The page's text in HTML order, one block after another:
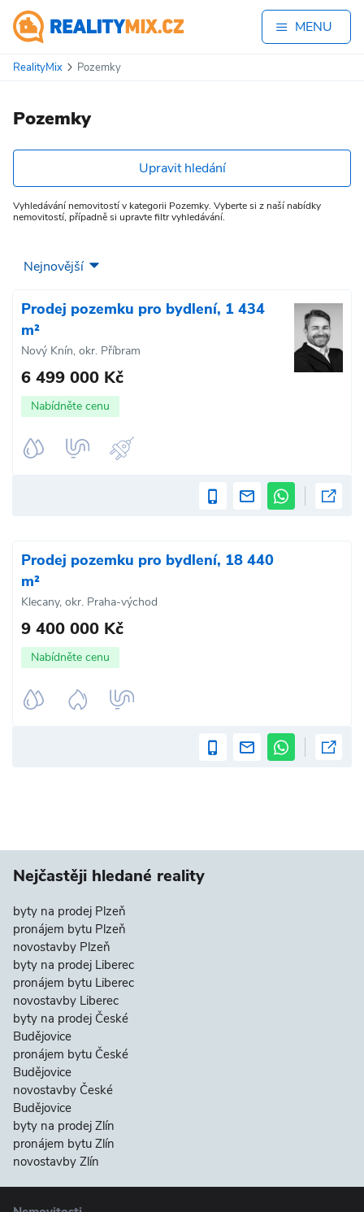
MENU
RealityMix Pozemky
Pozemky
Upravit hledání
Vyhledávání nemovitostí v kategorii Pozemky. Vyberte si z naší nabídky
nemovitostí, případně si upravte filtr vyhledávání.
Prodej pozemku pro bydlení, 1 434
m²
Nový Knín, okr. Příbram
6 499 000 Kč
Nabídněte cenu
Prodej pozemku pro bydlení, 18 440
m²
Klecany, okr. Praha-východ
9 400 000 Kč
Nabídněte cenu
Nejčastěji hledané reality
byty na prodej Plzeň
pronájem bytu Plzeň
novostavby Plzeň
byty na prodej Liberec
pronájem bytu Liberec
novostavby Liberec
byty na prodej České
Budějovice
pronájem bytu České
Budějovice
novostavby České
Budějovice
byty na prodej Zlín
pronájem bytu Zlín
novostavby Zlín